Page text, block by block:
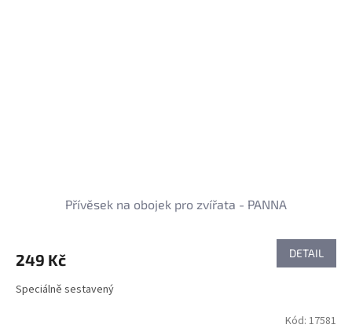
Přívěsek na obojek pro zvířata - PANNA
249 Kč DETAIL
Speciálně sestavený
Kód: 17581